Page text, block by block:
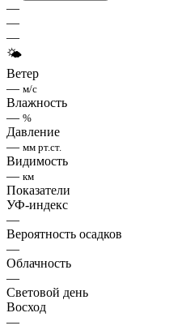
—
—
—
🌤
Ветер
— м/с
Влажность
— %
Давление
— мм рт.ст.
Видимость
— км
Показатели
УФ-индекс
—
Вероятность осадков
—
Облачность
—
Световой день
Восход
—